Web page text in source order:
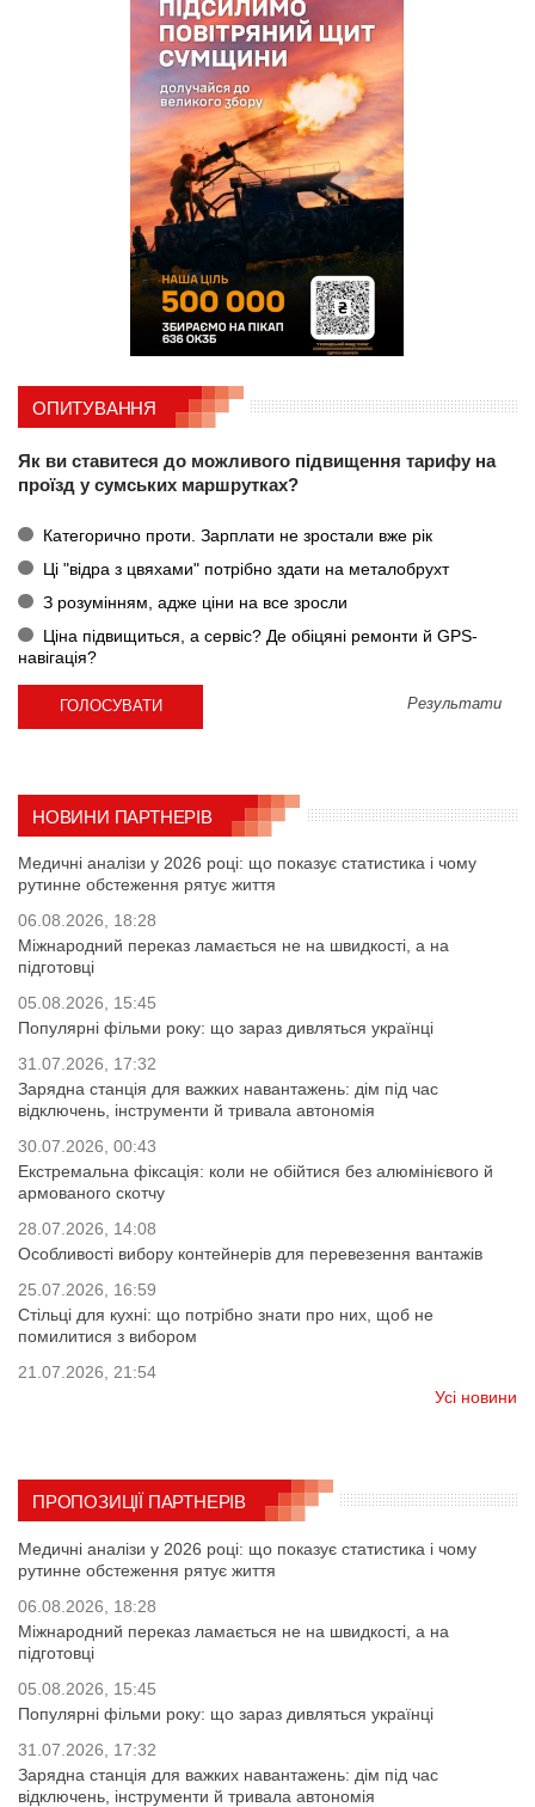
ОПИТУВАННЯ
Як ви ставитеся до можливого підвищення тарифу на
проїзд у сумських маршрутках?
Категорично проти. Зарплати не зростали вже рік
Ці "відра з цвяхами" потрібно здати на металобрухт
З розумінням, адже ціни на все зросли
Ціна підвищиться, а сервіс? Де обіцяні ремонти й GPS-
навігація?
Результати
НОВИНИ ПАРТНЕРІВ
Медичні аналізи у 2026 році: що показує статистика і чому
рутинне обстеження рятує життя
06.08.2026, 18:28
Міжнародний переказ ламається не на швидкості, а на
підготовці
05.08.2026, 15:45
Популярні фільми року: що зараз дивляться українці
31.07.2026, 17:32
Зарядна станція для важких навантажень: дім під час
відключень, інструменти й тривала автономія
30.07.2026, 00:43
Екстремальна фіксація: коли не обійтися без алюмінієвого й
армованого скотчу
28.07.2026, 14:08
Особливості вибору контейнерів для перевезення вантажів
25.07.2026, 16:59
Стільці для кухні: що потрібно знати про них, щоб не
помилитися з вибором
21.07.2026, 21:54
Усі новини
ПРОПОЗИЦІЇ ПАРТНЕРІВ
Медичні аналізи у 2026 році: що показує статистика і чому
рутинне обстеження рятує життя
06.08.2026, 18:28
Міжнародний переказ ламається не на швидкості, а на
підготовці
05.08.2026, 15:45
Популярні фільми року: що зараз дивляться українці
31.07.2026, 17:32
Зарядна станція для важких навантажень: дім під час
відключень, інструменти й тривала автономія